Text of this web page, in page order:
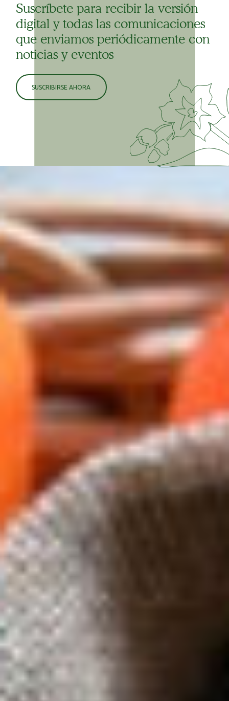
Suscríbete para recibir la versión
digital y todas las comunicaciones
que enviamos periódicamente con
noticias y eventos
SUSCRIBIRSE AHORA